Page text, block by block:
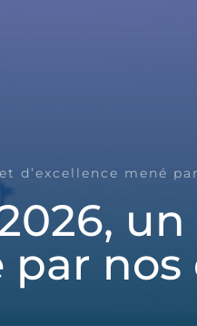
d’excellence mené
par